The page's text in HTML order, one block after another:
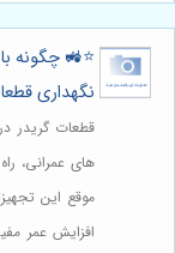
⭐️🚜 چگونه
نگهداری
قطعات گریدر
های عمرانی،
موقع این
افزایش عمر